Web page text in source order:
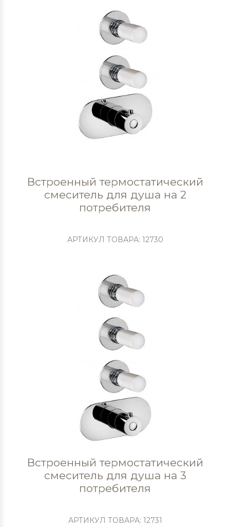
Встроенный термостатический
смеситель для душа на 2
потребителя
АРТИКУЛ ТОВАРА: 12730
Встроенный термостатический
смеситель для душа на 3
потребителя
АРТИКУЛ ТОВАРА: 12731